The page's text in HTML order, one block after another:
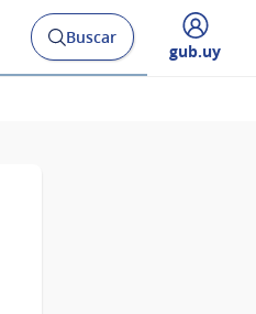
Abrir
buscador
Buscar
Desplegar
gub.uy